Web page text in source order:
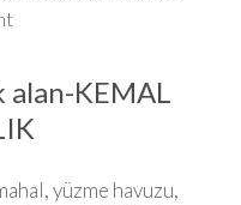
KEMAL
yüzme havuzu,